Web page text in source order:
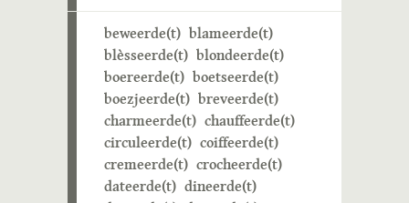
beweerde(t) blameerde(t)
blèsseerde(t) blondeerde(t)
boereerde(t) boetseerde(t)
boezjeerde(t) breveerde(t)
charmeerde(t) chauffeerde(t)
circuleerde(t) coiffeerde(t)
cremeerde(t) crocheerde(t)
dateerde(t) dineerde(t)